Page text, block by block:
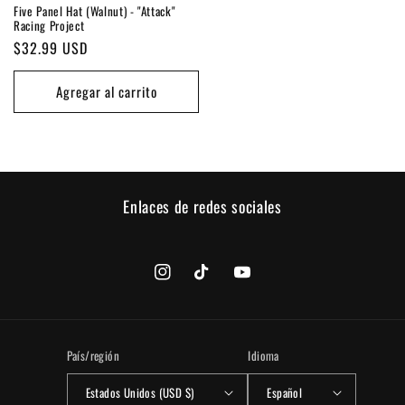
Five Panel Hat (Walnut) - "Attack"
Racing Project
Precio
habitual
$32.99 USD
Agregar al carrito
Enlaces de redes sociales
InstagramTikTok YouTube
País/región
Estados Unidos (USD $)
Idioma
Español